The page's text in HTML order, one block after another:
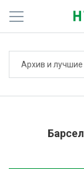
Архив и